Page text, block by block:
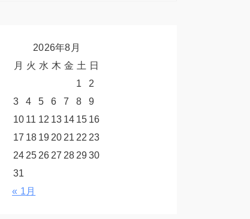
2026年8月
月 火 水 木 金 土 日
1
2
3
4 5 6 7 8
9
10 11 12 13 14 15 16
17 18 19 20 21 22 23
24 25 26 27 28 2930
31
« 1月